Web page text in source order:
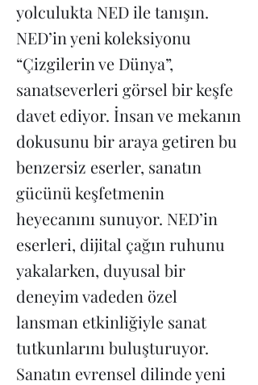
yolculukta NED ile tanışın.
NED’in yeni koleksiyonu
“Çizgilerin ve Dünya”,
sanatseverleri görsel bir keşfe
davet ediyor. İnsan ve mekanın
dokusunu bir araya getiren bu
benzersiz eserler, sanatın
gücünü keşfetmenin
heyecanını sunuyor. NED’in
eserleri, dijital çağın ruhunu
yakalarken, duyusal bir
deneyim vadeden özel
lansman etkinliğiyle sanat
tutkunlarını buluşturuyor.
Sanatın evrensel dilinde yeni